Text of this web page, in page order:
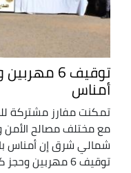
توقيف 6
أمناس
تمكنت مفارز مشتركة
مع مختلف مصالح الأمن
شمالي شرق إن أمناس
توقيف 6 مهربين وحجز كمية من الأسلحة ...